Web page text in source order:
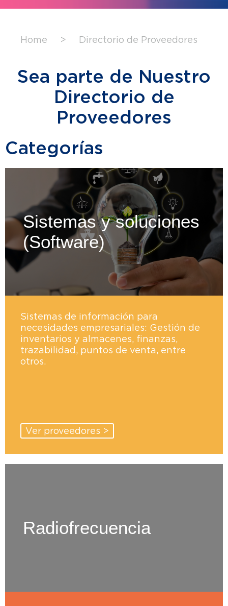
Home > Directorio de Proveedores
Sea parte de Nuestro
Directorio de
Proveedores
Categorías
Sistemas y soluciones
(Software)
Sistemas de información para
necesidades empresariales: Gestión de
inventarios y almacenes, finanzas,
trazabilidad, puntos de venta, entre
otros.
Ver proveedores >
Radiofrecuencia